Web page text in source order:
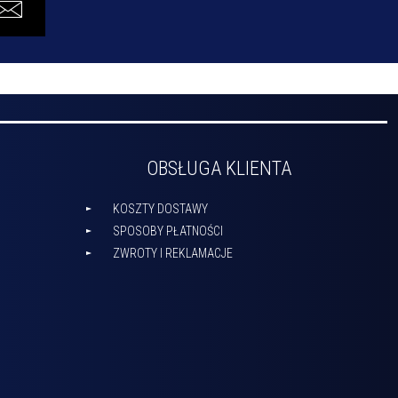
OBSŁUGA KLIENTA
KOSZTY DOSTAWY
SPOSOBY PŁATNOŚCI
ZWROTY I REKLAMACJE